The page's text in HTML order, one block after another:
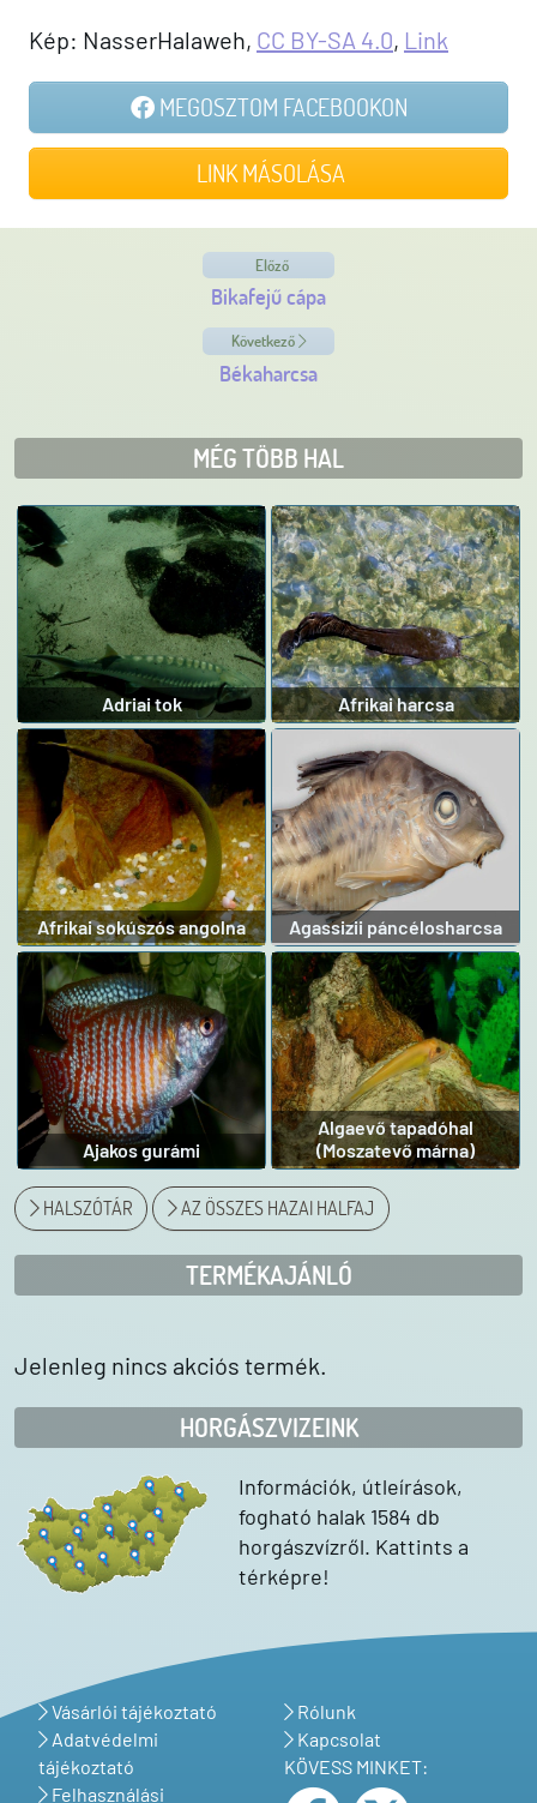
Kép: NasserHalaweh, CC BY-SA 4.0, Link
MEGOSZTOM FACEBOOKON
LINK MÁSOLÁSA
Előző
Bikafejű cápa
Következő
Békaharcsa
MÉG TÖBB HAL
Adriai tok Afrikai harcsa
Afrikai sokúszós angolna Agassizii páncélosharcsa
Ajakos gurámi
Algaevő tapadóhal
(Moszatevő márna)
HALSZÓTÁR AZ ÖSSZES HAZAI HALFAJ
TERMÉKAJÁNLÓ
Jelenleg nincs akciós termék.
HORGÁSZVIZEINK
Információk, útleírások,
fogható halak 1584 db
horgászvízről. Kattints a
térképre!
Vásárlói tájékoztató
Adatvédelmi
tájékoztató
Felhasználási
Rólunk
Kapcsolat
KÖVESS MINKET: